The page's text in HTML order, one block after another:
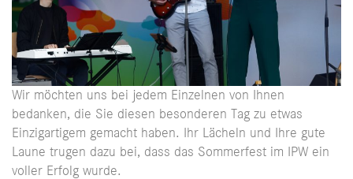
Wir möchten uns bei jedem Einzelnen von Ihnen
bedanken, die Sie diesen besonderen Tag zu etwas
Einzigartigem gemacht haben. Ihr Lächeln und Ihre gute
Laune trugen dazu bei, dass das Sommerfest im IPW ein
voller Erfolg wurde.